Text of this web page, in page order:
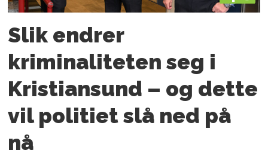
Slik endrer
kriminaliteten seg i
Kristiansund – og dette
vil politiet slå ned på
nå